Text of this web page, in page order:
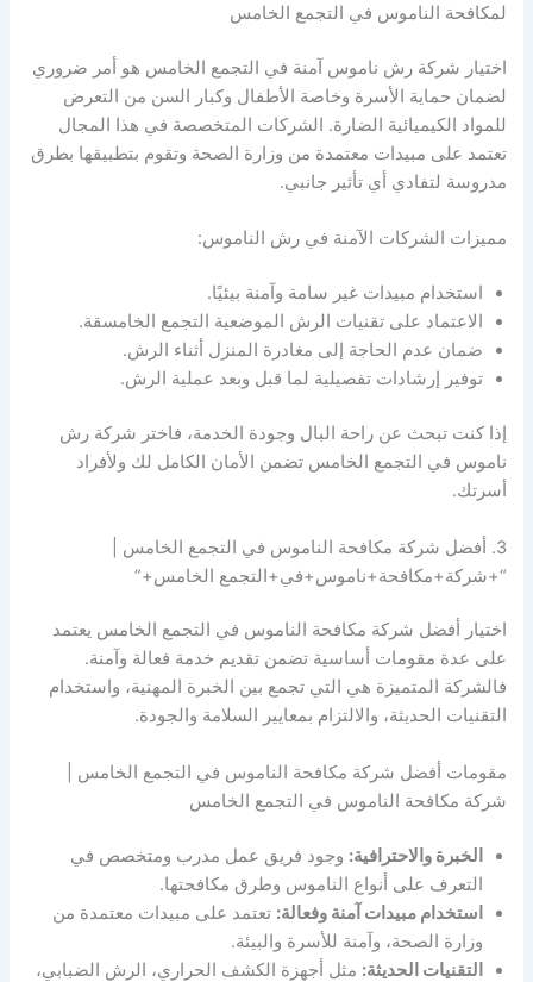
لمكافحة الناموس في التجمع الخامس
اختيار شركة رش ناموس آمنة في التجمع الخامس هو أمر ضروري
لضمان حماية الأسرة وخاصة الأطفال وكبار السن من التعرض
للمواد الكيميائية الضارة. الشركات المتخصصة في هذا المجال
تعتمد على مبيدات معتمدة من وزارة الصحة وتقوم بتطبيقها بطرق
مدروسة لتفادي أي تأثير جانبي.
مميزات الشركات الآمنة في رش الناموس:
استخدام مبيدات غير سامة وآمنة بيئيًا.
الاعتماد على تقنيات الرش الموضعية التجمع الخامسقة.
ضمان عدم الحاجة إلى مغادرة المنزل أثناء الرش.
توفير إرشادات تفصيلية لما قبل وبعد عملية الرش.
إذا كنت تبحث عن راحة البال وجودة الخدمة، فاختر شركة رش
ناموس في التجمع الخامس تضمن الأمان الكامل لك ولأفراد
أسرتك.
3. أفضل شركة مكافحة الناموس في التجمع الخامس |
“+شركة+مكافحة+ناموس+في+التجمع الخامس+”
اختيار أفضل شركة مكافحة الناموس في التجمع الخامس يعتمد
على عدة مقومات أساسية تضمن تقديم خدمة فعالة وآمنة.
فالشركة المتميزة هي التي تجمع بين الخبرة المهنية، واستخدام
التقنيات الحديثة، والالتزام بمعايير السلامة والجودة.
مقومات أفضل شركة مكافحة الناموس في التجمع الخامس |
شركة مكافحة الناموس في التجمع الخامس
الخبرة والاحترافية: وجود فريق عمل مدرب ومتخصص في
التعرف على أنواع الناموس وطرق مكافحتها.
استخدام مبيدات آمنة وفعالة: تعتمد على مبيدات معتمدة من
وزارة الصحة، وآمنة للأسرة والبيئة.
التقنيات الحديثة: مثل أجهزة الكشف الحراري، الرش الضبابي،